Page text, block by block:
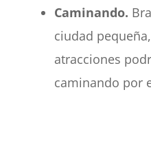
Caminando.
ciudad
atracciones
caminando por